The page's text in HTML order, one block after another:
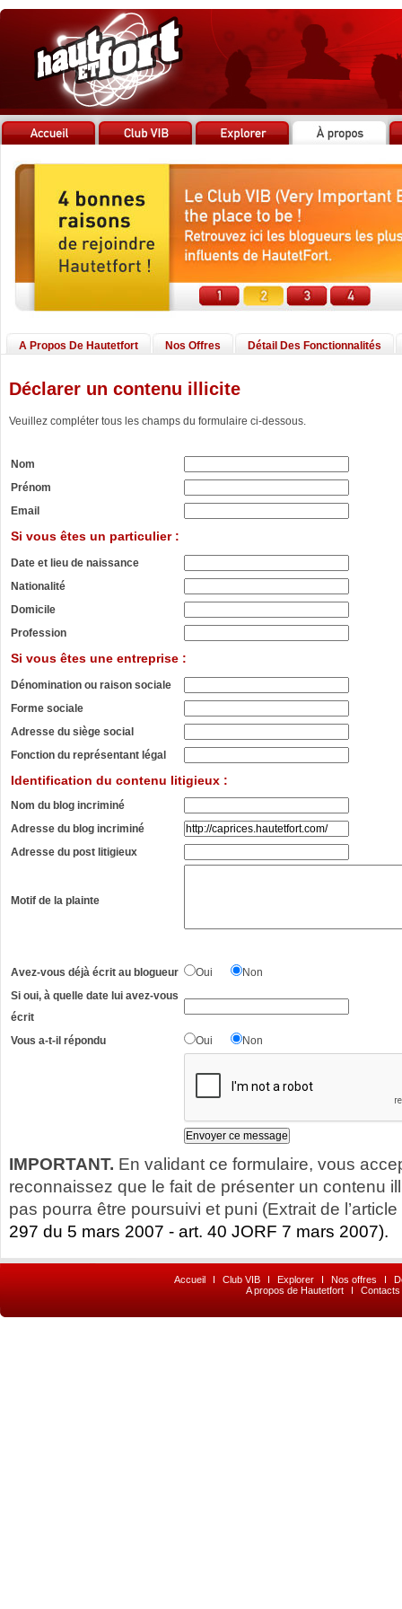
A Propos De Hautetfort Nos Offres Détail Des Fonctionnalités
Déclarer un contenu illicite
Veuillez compléter tous les champs du formulaire ci-dessous.
Nom
Prénom
Email
Si vous êtes un particulier :
Date et lieu de naissance
Nationalité
Domicile
Profession
Si vous êtes une entreprise :
Dénomination ou raison sociale
Forme sociale
Adresse du siège social
Fonction du représentant légal
Identification du contenu litigieux :
Nom du blog incriminé
Adresse du blog incriminé
Adresse du post litigieux
Motif de la plainte
Avez-vous déjà écrit au blogueur Oui
Non
Si oui, à quelle date lui avez-vous
écrit
Vous a-t-il répondu
Oui Non
IMPORTANT. En validant ce formulaire, vous
reconnaissez que le fait de présenter un contenu
pas pourra être poursuivi et puni (Extrait de
297 du 5 mars 2007 - art. 40 JORF 7 mars 2007).
Accueil I Club VIB I Explorer I Nos offres I
A propos de Hautetfort
I Contacts